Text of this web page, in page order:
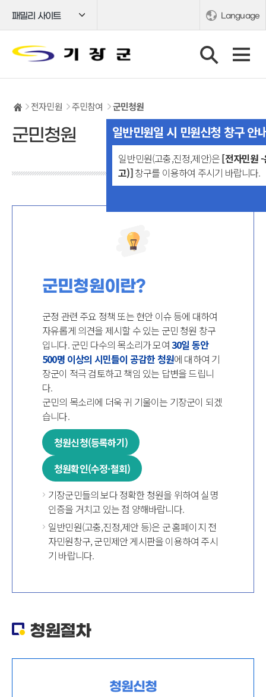
패밀리 사이트 Language
전자민원 주민참여 군민청원
군민청원 일반민원일 시 민원신청 창구 안
일반민원(고충,진정,제안)은[전자민원
고)]창구를 이용하여 주시기 바랍니다.
군민청원이란?
군정 관련 주요 정책 또는 현안 이슈 등에 대하여
자유롭게 의견을 제시할 수 있는 군민 청원 창구
입니다. 군민 다수의 목소리가 모여30일 동안
500명 이상의 시민들이 공감한 청원에 대하여 기
장군이 적극 검토하고 책임 있는 답변을 드립니
다.
군민의 목소리에 더욱 귀 기울이는 기장군이 되겠
습니다.
청원신청(등록하기)
청원확인(수정·철회)
기장군민들의 보다 정확한 청원을 위하여 실명
인증을 거치고 있는 점 양해바랍니다.
일반민원(고충,진정,제안 등)은 군 홈페이지 전
자민원창구, 군민제안 게시판을 이용하여 주시
기 바랍니다.
청원절차
청원신청